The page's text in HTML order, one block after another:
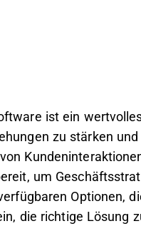
ist ein
zu stärken
um
Optionen,
die richtige Lösung